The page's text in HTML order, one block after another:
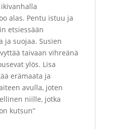
alas. Pentu istuu ja
etsiessään
ja suojaa. Susien
taivaan vihreänä
ylös. Lisa
erämaata ja
avulla, joten
niille, jotka
kutsun”